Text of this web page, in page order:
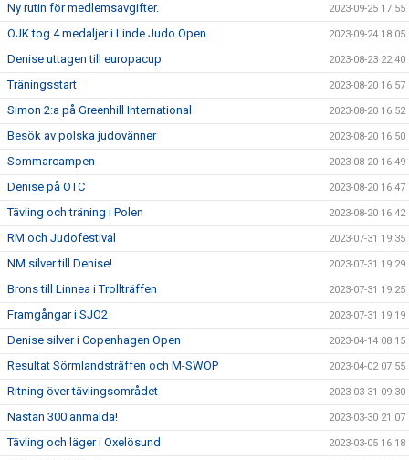
Ny rutin för medlemsavgifter. 2023-09-25 17:55
OJK tog 4 medaljer i Linde Judo Open 2023-09-24 18:05
Denise uttagen till europacup 2023-08-23 22:40
Träningsstart 2023-08-20 16:57
Simon 2:a på Greenhill International 2023-08-20 16:52
Besök av polska judovänner 2023-08-20 16:50
Sommarcampen 2023-08-20 16:49
Denise på OTC 2023-08-20 16:47
Tävling och träning i Polen 2023-08-20 16:42
RM och Judofestival 2023-07-31 19:35
NM silver till Denise! 2023-07-31 19:29
Brons till Linnea i Trollträffen 2023-07-31 19:25
Framgångar i SJO2 2023-07-31 19:19
Denise silver i Copenhagen Open 2023-04-14 08:15
Resultat Sörmlandsträffen och M-SWOP 2023-04-02 07:55
Ritning över tävlingsområdet 2023-03-31 09:30
Nästan 300 anmälda! 2023-03-30 21:07
Tävling och läger i Oxelösund 2023-03-05 16:18